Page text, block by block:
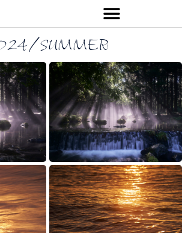
SUMMER